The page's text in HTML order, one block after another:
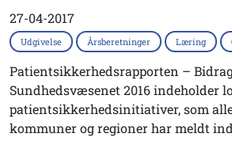
27-04-2017
Udgivelse Årsberetninger Læring
Patientsikkerhedsrapporten –
Sundhedsvæsenet 2016 indeholder
patientsikkerhedsinitiativer, som
kommuner og regioner har meldt